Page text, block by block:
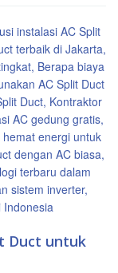
Duct untuk